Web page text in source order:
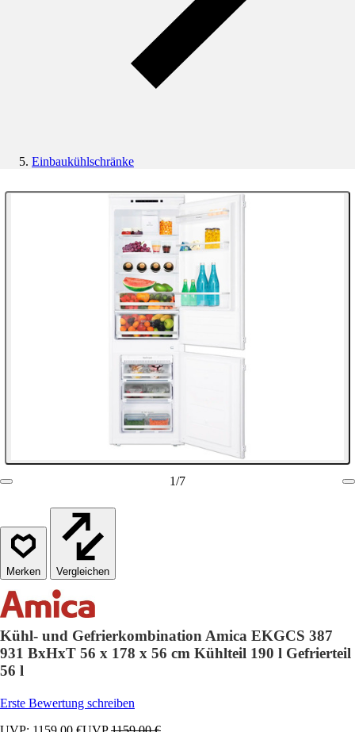
Einbaukühlschränke
1/7
Vergleichen
Kühl- und Gefrierkombination Amica EKGCS 387
931 BxHxT 56 x 178 x 56 cm Kühlteil 190 l Gefrierteil
56 l
Erste Bewertung schreiben